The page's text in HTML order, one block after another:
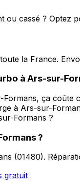
ou cassé ? Optez
la France.
à Ars-sur-
ça coûte
à Ars-sur-
Formans ?
?
(01480).
gratuit